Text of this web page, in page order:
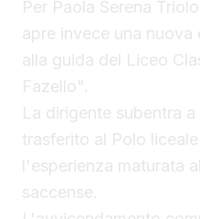
Per Paola Serena
apre invece una
alla guida del Liceo
Fazello".
La dirigente subentra
trasferito al Polo
l'esperienza maturata
saccense.